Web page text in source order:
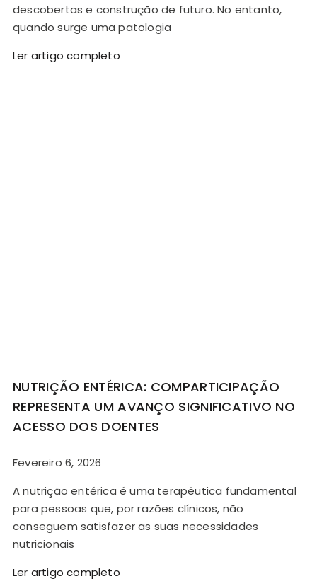
descobertas e construção de futuro. No entanto,
quando surge uma patologia
Ler artigo completo
NUTRIÇÃO ENTÉRICA: COMPARTICIPAÇÃO
REPRESENTA UM AVANÇO SIGNIFICATIVO NO
ACESSO DOS DOENTES
Fevereiro 6, 2026
A nutrição entérica é uma terapêutica fundamental
para pessoas que, por razões clínicos, não
conseguem satisfazer as suas necessidades
nutricionais
Ler artigo completo